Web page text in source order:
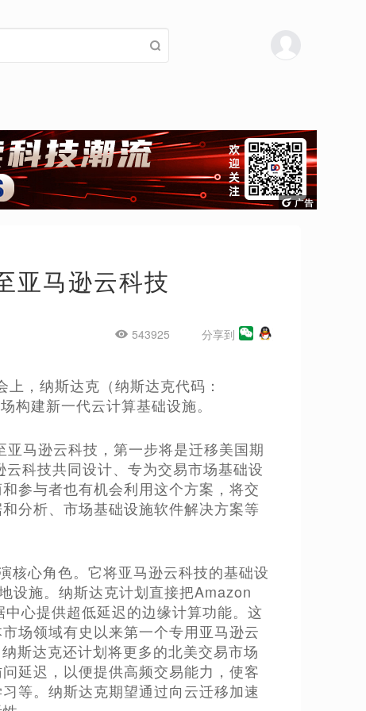
亚马逊云科技
543925 分享到
，纳斯达克（纳斯达克代码：
构建新一代云计算基础设施。
马逊云科技，第一步将是迁移美国期
科技共同设计、专为交易市场基础设
参与者也有机会利用这个方案，将交
分析、市场基础设施软件解决方案等
心角色。它将亚马逊云科技的基础设
设施。纳斯达克计划直接把Amazon
心提供超低延迟的边缘计算功能。这
场领域有史以来第一个专用亚马逊云
斯达克还计划将更多的北美交易市场
延迟，以便提供高频交易能力，使客
等。纳斯达克期望通过向云迁移加速